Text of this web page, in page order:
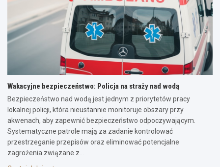
Wakacyjne bezpieczeństwo: Policja na straży nad wodą
Bezpieczeństwo nad wodą jest jednym z priorytetów pracy
lokalnej policji, która nieustannie monitoruje obszary przy
akwenach, aby zapewnić bezpieczeństwo odpoczywającym.
Systematyczne patrole mają za zadanie kontrolować
przestrzeganie przepisów oraz eliminować potencjalne
zagrożenia związane z…